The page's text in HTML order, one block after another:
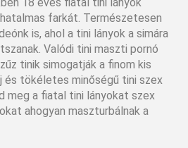
farkát. Természetesen
is, ahol a tini lányok a simára
Valódi tini maszti pornó
tinik simogatják a finom kis
és tökéletes minőségű tini szex
meg a fiatal tini lányokat szex
ahogyan maszturbálnak a